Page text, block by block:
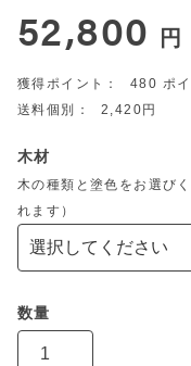
52,800
480
2,420
木材
木の種類と塗色をお選び
れます）